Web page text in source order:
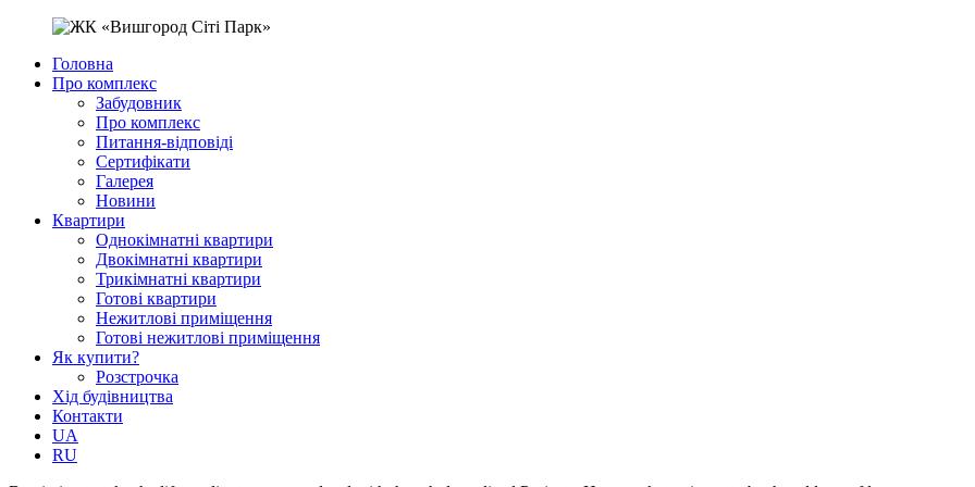
Головна
Про комплекс
Забудовник
Про комплекс
Питання-відповіді
Сертифікати
Галерея
Новини
Квартири
Однокімнатні квартири
Двокімнатні квартири
Трикімнатні квартири
Готові квартири
Нежитлові приміщення
Готові нежитлові приміщення
Як купити?
Розстрочка
Хід будівництва
Контакти
UA
RU